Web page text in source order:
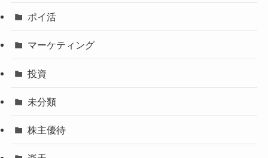
ポイ活
マーケティング
投資
未分類
株主優待